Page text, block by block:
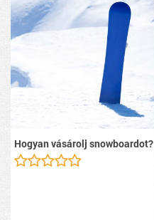
Hogyan vásárolj snowboardot?